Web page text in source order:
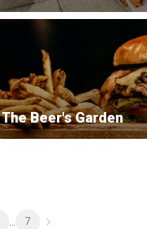
The Beer's Garden
7